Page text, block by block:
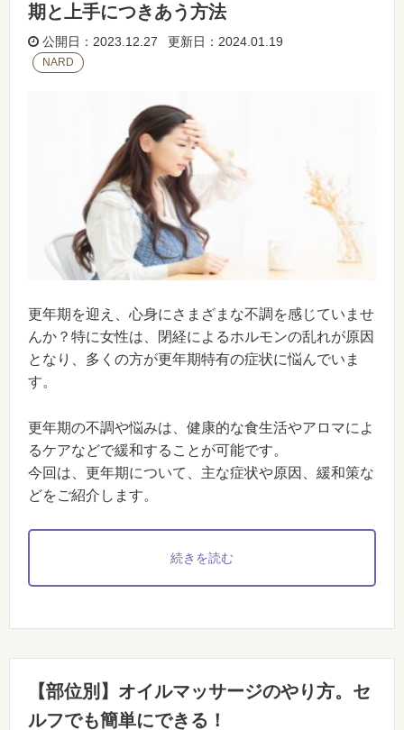
期と上手につきあう方法
公開日：2023.12.27 更新日：2024.01.19
NARD
更年期を迎え、心身にさまざまな不調を感じていませ
んか？特に女性は、閉経によるホルモンの乱れが原因
となり、多くの方が更年期特有の症状に悩んでいま
す。
更年期の不調や悩みは、健康的な食生活やアロマによ
るケアなどで緩和することが可能です。
今回は、更年期について、主な症状や原因、緩和策な
どをご紹介します。
続きを読む
【部位別】オイルマッサージのやり方。セ
ルフでも簡単にできる！